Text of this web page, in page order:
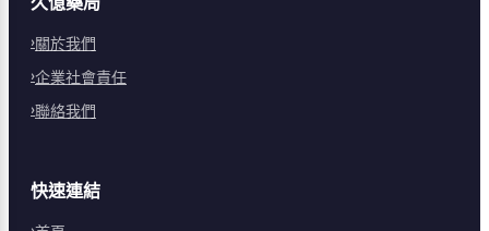
關於我們
企業社會責任
聯絡我們
快速連結